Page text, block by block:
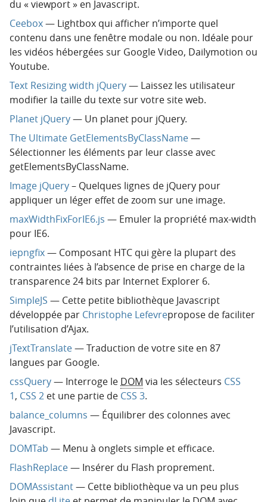
du « viewport » en Javascript.
Ceebox— Lightbox qui afficher n’importe quel
contenu dans une fenêtre modale ou non. Idéale pour
les vidéos hébergées sur Google Video, Dailymotion ou
Youtube.
Text Resizing width jQuery— Laissez les utilisateur
modifier la taille du texte sur votre site web.
Planet jQuery— Un planet pour jQuery.
The Ultimate GetElementsByClassName—
Sélectionner les éléments par leur classe avec
getElementsByClassName.
Image jQuery– Quelques lignes de jQuery pour
appliquer un léger effet de zoom sur une image.
maxWidthFixForIE6.js — Emuler la propriété max-width
pour IE6.
iepngfix— Composant HTC qui gère la plupart des
contraintes liées à l’absence de prise en charge de la
transparence 24 bits par Internet Explorer 6.
SimpleJS — Cette petite bibliothèque Javascript
développée par Christophe Lefevrepropose de faciliter
l’utilisation d’Ajax.
jTextTranslate— Traduction de votre site en 87
langues par Google.
cssQuery— Interroge le DOM via les sélecteurs CSS
1, CSS 2 et une partie de CSS 3.
balance_columns — Équilibrer des colonnes avec
Javascript.
DOMTab — Menu à onglets simple et efficace.
FlashReplace— Insérer du Flash proprement.
DOMAssistant— Cette bibliothèque va un peu plus